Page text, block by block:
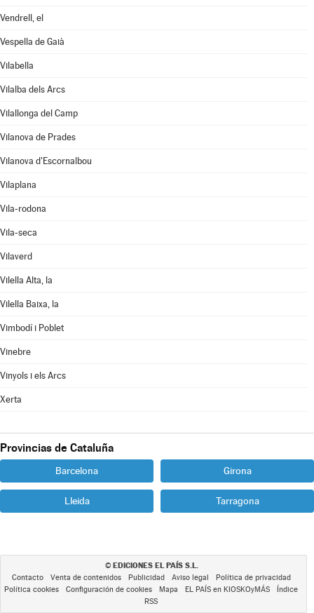
Vendrell, el
Vespella de Gaià
Vilabella
Vilalba dels Arcs
Vilallonga del Camp
Vilanova de Prades
Vilanova d'Escornalbou
Vilaplana
Vila-rodona
Vila-seca
Vilaverd
Vilella Alta, la
Vilella Baixa, la
Vimbodí i Poblet
Vinebre
Vinyols i els Arcs
Xerta
Provincias de Cataluña
Barcelona Girona
Lleida Tarragona
© EDICIONES EL PAÍS S.L.
Contacto Venta de contenidos Publicidad Aviso legal
Política de privacidad
Política cookies
Configuración de cookies Mapa EL PAÍS en KIOSKOyMÁS
Índice
RSS